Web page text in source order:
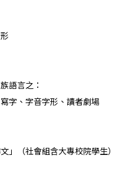
語言之：
字、字音字形、讀者劇場
」（社會組含大專校院學生）